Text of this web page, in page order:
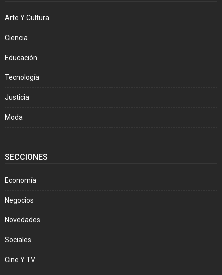
Arte Y Cultura
Ciencia
Educación
Tecnología
Justicia
Moda
SECCIONES
Economía
Negocios
Novedades
Sociales
Cine Y TV